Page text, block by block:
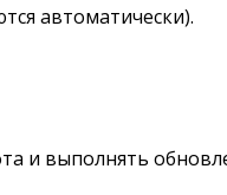
автоматически).
и выполнять